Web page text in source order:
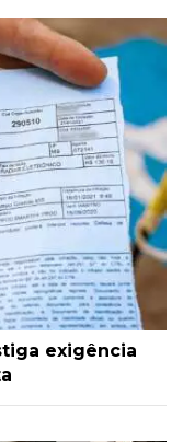
exigência